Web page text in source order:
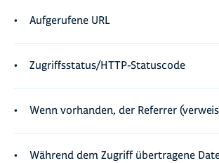
Aufgerufene URL
Zugriffsstatus/HTTP-Statuscode
Wenn vorhanden, der Referrer
Während dem Zugriff übertragene